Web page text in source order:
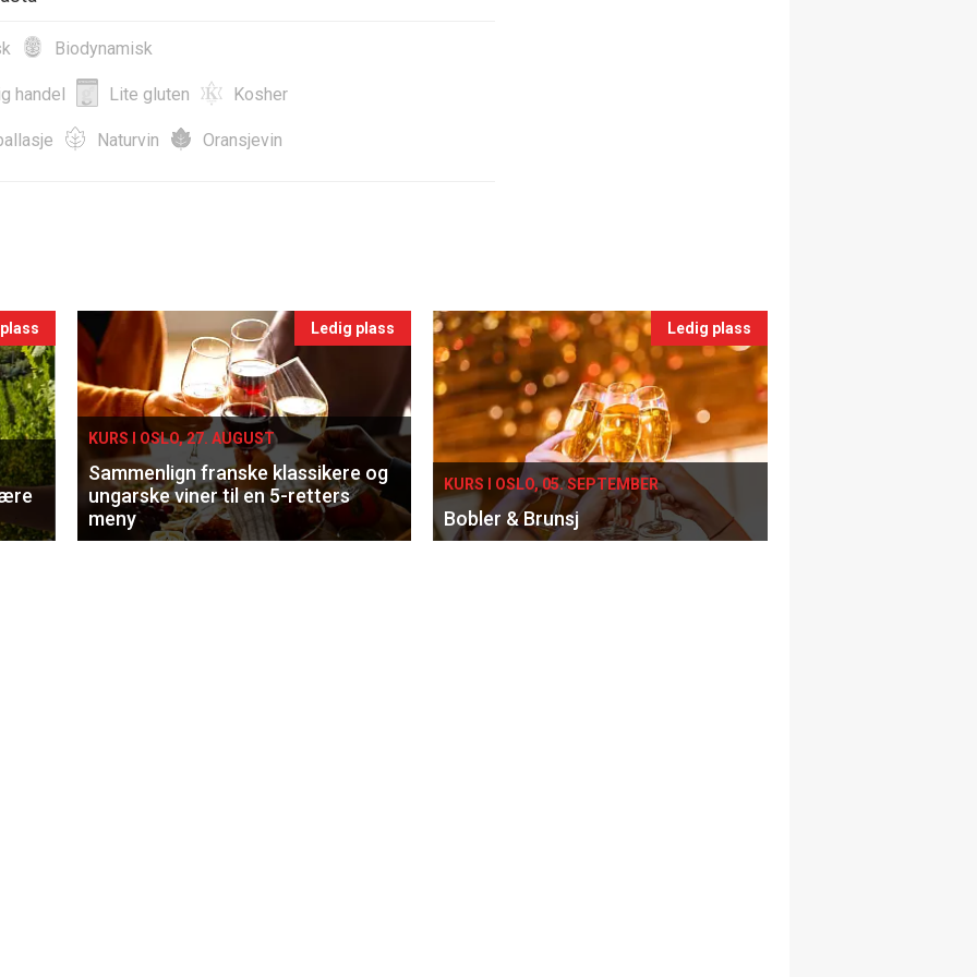
Biodynamisk
handel Lite gluten Kosher
Naturvin Oransjevin
Ledig plass
KURS I OSLO, 27. AUGUST
Sammenlign franske klassikere og
ungarske viner til en 5-retters
meny
Ledig plass
KURS I OSLO, 05. SEPTEMBER
Bobler & Brunsj